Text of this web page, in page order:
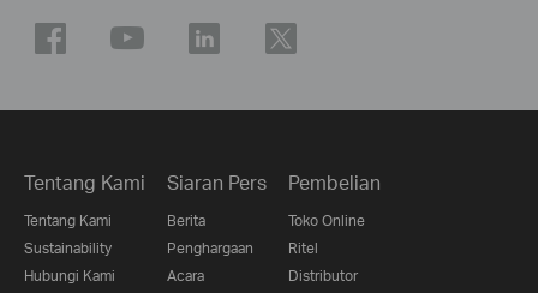
Tentang Kami
Tentang Kami
Sustainability
Hubungi Kami
Siaran Pers
Berita
Penghargaan
Acara
Pembelian
Toko Online
Ritel
Distributor